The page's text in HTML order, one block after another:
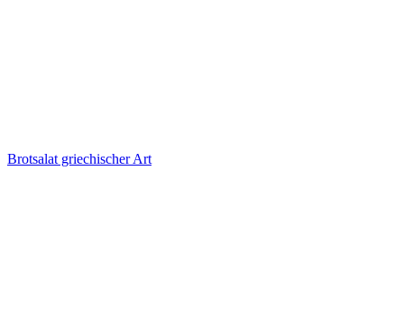
Brotsalat griechischer Art